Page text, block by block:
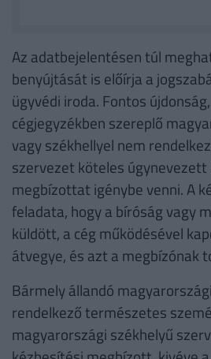
Az adatbejelentésen túl
benyújtását is előírja a
ügyvédi iroda. Fontos
cégjegyzékben szereplő
vagy székhellyel nem
szervezet köteles
megbízottat igénybe venni. A
feladata, hogy a bíróság vagy
küldött, a cég működésével
átvegye, és azt a megbízónak
Bármely állandó
rendelkező természetes
magyarországi székhelyű